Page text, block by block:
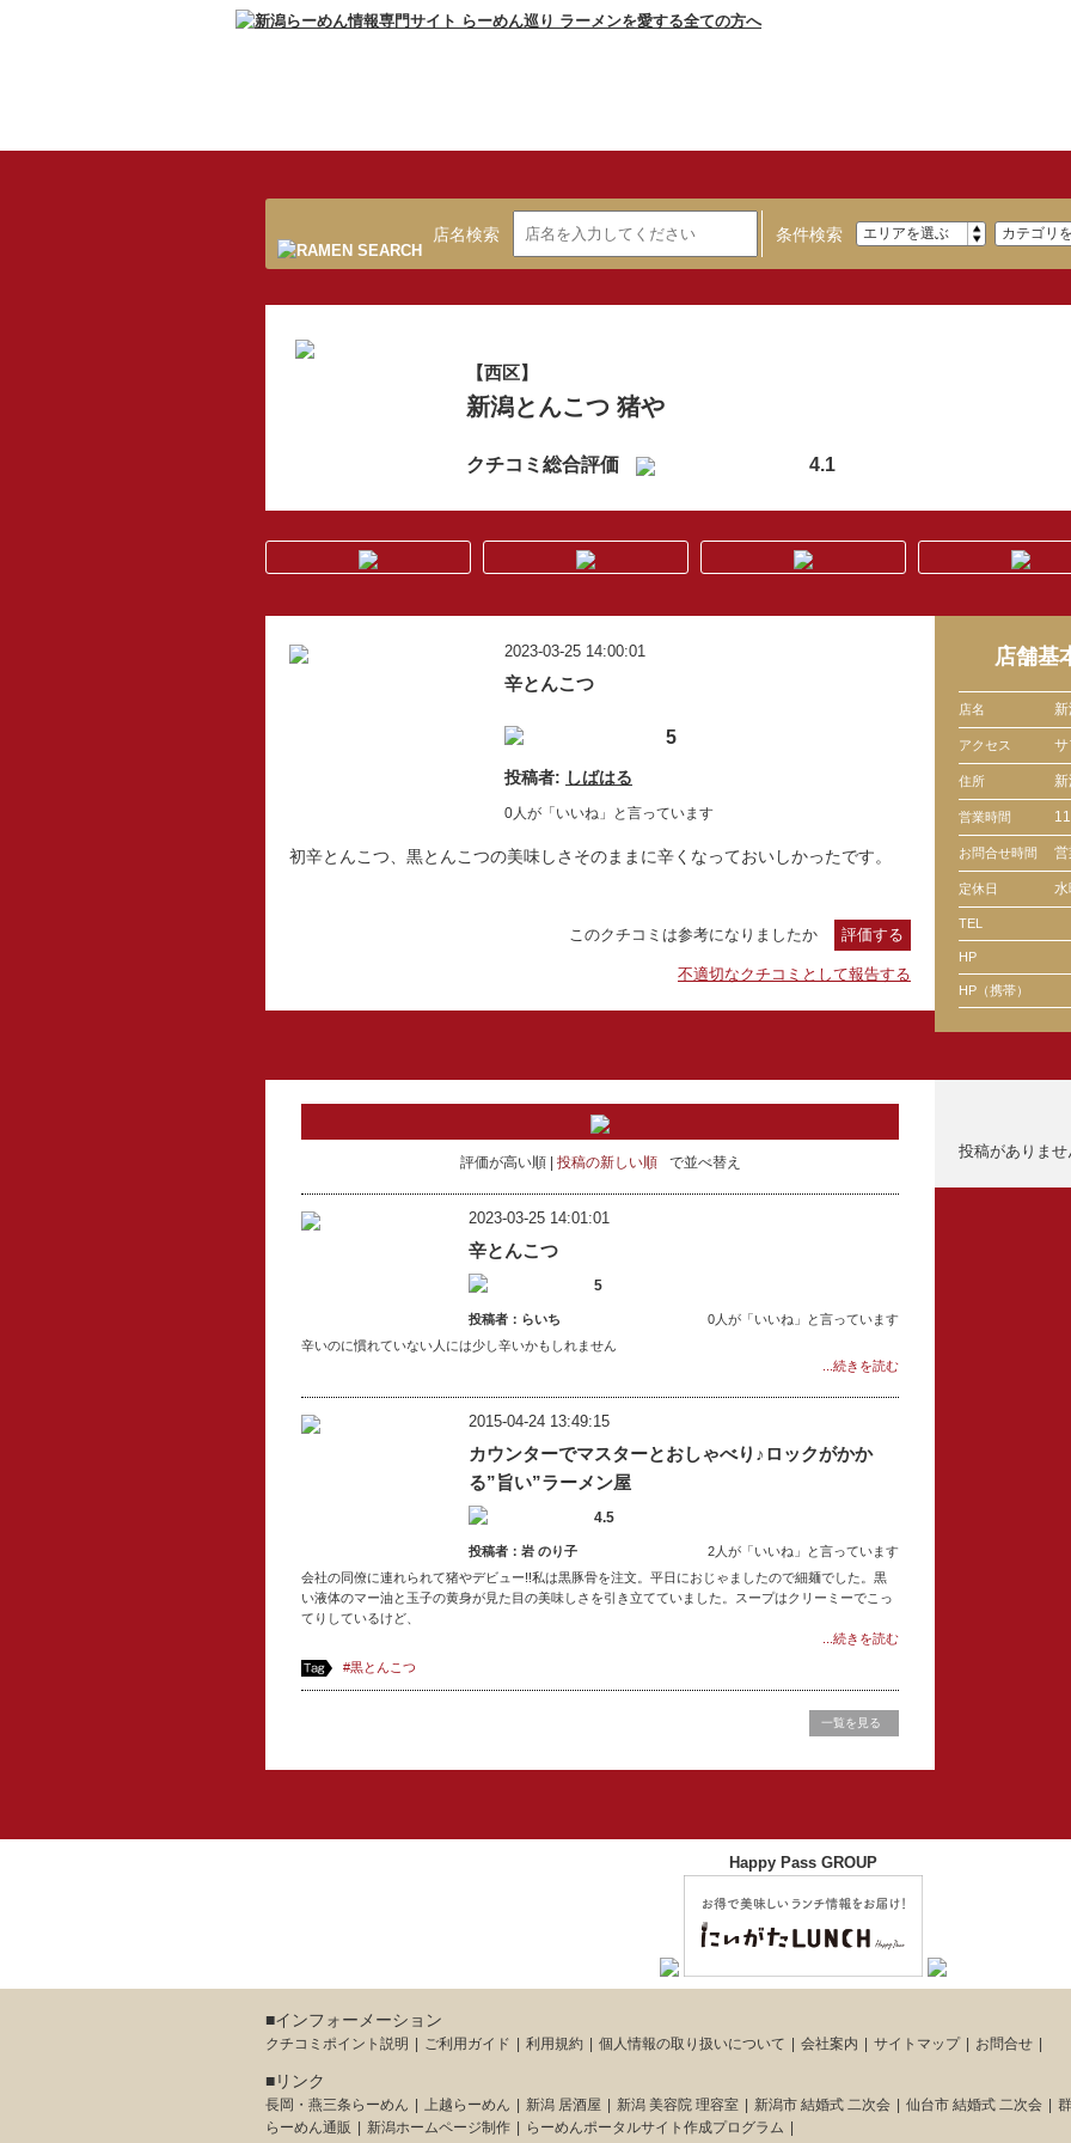
店名検索 条件検索
【西区】
新潟とんこつ 猪や
クチコミ総合評価 4.1
2023-03-25 14:00:01
辛とんこつ
5
投稿者: しばはる
0人が「いいね」と言っています
初辛とんこつ、黒とんこつの美味しさそのままに辛くなっておいしかったです。
このクチコミは参考になりましたか 評価する
不適切なクチコミとして報告する
店舗基
店名
アクセス
住所
営業時間
お問合せ時間
定休日
TEL
HP
HP（携帯）
評価が高い順 投稿の新しい順 で並べ替え
2023-03-25 14:01:01
辛とんこつ
5
投稿者：らいち
0人が「いいね」と言っています
辛いのに慣れていない人には少し辛いかもしれません
...続きを読む
2015-04-24 13:49:15
カウンターでマスターとおしゃべり♪ロックがかか
る”旨い”ラーメン屋
4.5
投稿者：岩 のり子
2人が「いいね」と言っています
会社の同僚に連れられて猪やデビュー!!私は黒豚骨を注文。平日におじゃましたので細麺でした。黒
い液体のマー油と玉子の黄身が見た目の美味しさを引き立てていました。スープはクリーミーでこっ
てりしているけど、
...続きを読む
#黒とんこつ
一覧を見る
投稿がありませ
Happy Pass GROUP
■インフォーメーション
クチコミポイント説明 ご利用ガイド 利用規約 個人情報の取り扱いについて 会社案内 サイトマップ お問合せ
■リンク
長岡・燕三条らーめん 上越らーめん 新潟 居酒屋 新潟 美容院 理容室 新潟市 結婚式 二次会 仙台市 結婚式 二次会
らーめん通販
新潟ホームページ制作 らーめんポータルサイト作成プログラム